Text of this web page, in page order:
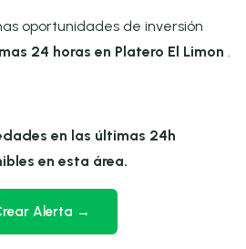
oportunidades de inversión
24 horas en Platero El Limon
en las últimas 24h
en esta área.
Alerta →